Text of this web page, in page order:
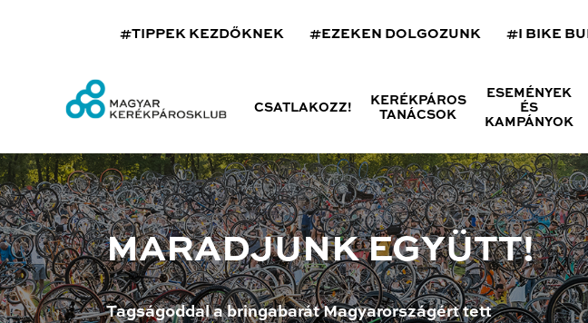
#TIPPEK KEZDŐKNEK #EZEKEN DOLGOZUNK #I BIKE
CSATLAKOZZ!
KERÉKPÁROS
TANÁCSOK
ESEMÉNYEK
ÉS
KAMPÁNYOK
MARADJUNK EGYÜTT!
Tagságoddal a bringabarát Magyarországért tett